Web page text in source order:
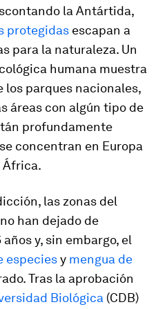
la Antártida,
protegidas escapan a
para la naturaleza. Un
humana muestra
parques nacionales,
áreas con algún tipo de
profundamente
concentran en Europa
África.
las zonas del
han dejado de
y, sin embargo, el
especiesy mengua de
Tras la aprobación
Biológica (CDB)